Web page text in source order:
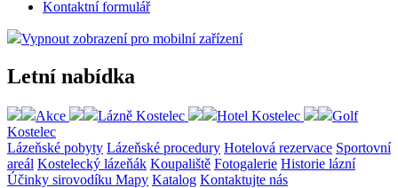
Kontaktní formulář
Vypnout zobrazení pro mobilní zařízení
Letní nabídka
Akce Lázně Kostelec Hotel Kostelec
Golf
Kostelec
Lázeňské pobyty Lázeňské procedury Hotelová rezervace Sportovní
areál Kostelecký lázeňák Koupaliště Fotogalerie Historie lázní
Účinky sirovodíku Mapy Katalog Kontaktujte nás